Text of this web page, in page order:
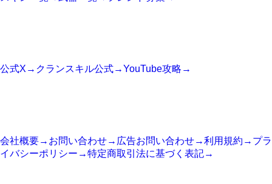
公式X → クランスキル公式→ YouTube攻略 →
会社概要→ お問い合わせ→ 広告お問い合わせ→利用規約 → プラ
イバシーポリシー →特定商取引法に基づく表記→